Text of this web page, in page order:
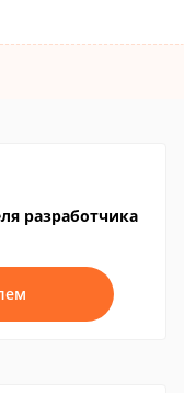
разработчика